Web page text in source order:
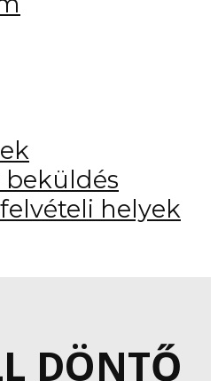
beküldés
helyek
DÖNTŐ